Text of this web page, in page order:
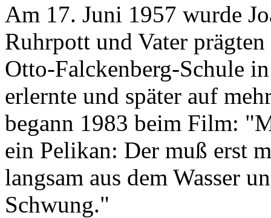
Am 17. Juni 1957 wurde
Ruhrpott und Vater
Otto-Falckenberg-Schule
erlernte und später auf
begann 1983 beim Film:
ein Pelikan: Der muß erst
langsam aus dem Wasser
Schwung."